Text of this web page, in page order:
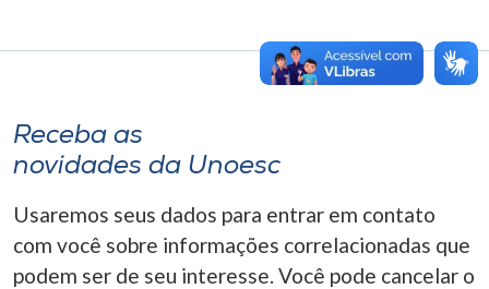
Receba as
novidades da Unoesc
Usaremos seus dados para entrar em contato
com você sobre informações correlacionadas que
podem ser de seu interesse. Você pode cancelar o